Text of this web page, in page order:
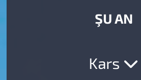
ŞU AN
Kars
Son Dakika Haberleri